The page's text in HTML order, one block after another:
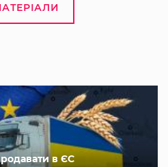
в ЄС